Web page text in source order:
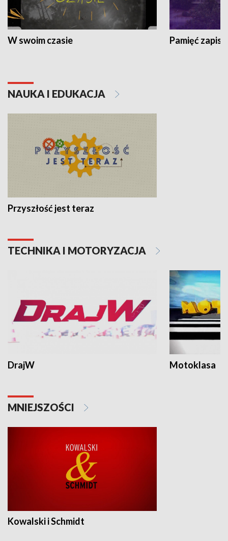
W swoim czasie Pamięć
NAUKA I EDUKACJA
Przyszłość jest teraz
TECHNIKA I MOTORYZACJA
DrajW Motoklasa
MNIEJSZOŚCI
Kowalski i Schmidt